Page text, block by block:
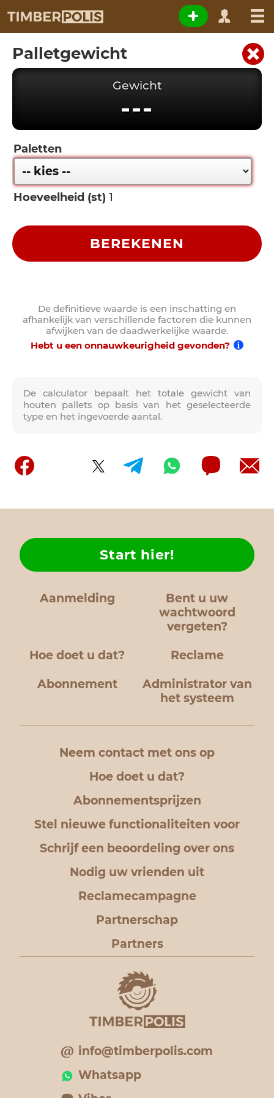
Palletgewicht
De calculator bepaalt het totale gewicht van
houten pallets op basis van het geselecteerde
type en het ingevoerde aantal.
Gewicht
---
Paletten
Hoeveelheid (st)
BEREKENEN
De definitieve waarde is een inschatting en
afhankelijk van verschillende factoren die kunnen
afwijken van de daadwerkelijke waarde.
Hebt u een onnauwkeurigheid gevonden?
Aanmelding
Bent u uw
wachtwoord
vergeten?
Hoe doet u dat?
Start hier!
Reclame
Abonnement
Administrator van
het systeem
Neem contact met ons op
Hoe doet u dat?
Abonnementsprijzen
Stel nieuwe functionaliteiten voor
Schrijf een beoordeling over ons
Nodig uw vrienden uit
Reclamecampagne
Partnerschap
Partners
info@timberpolis.com
Whatsapp